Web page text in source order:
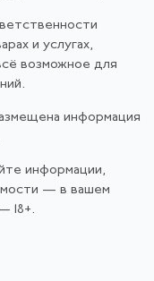
и услугах,
возможное для
информация
информации,
— в вашем
18+.